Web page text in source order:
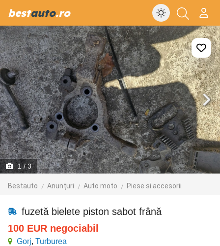
bestauto.ro
1 / 3
Bestauto Anunțuri Auto moto Piese si accesorii
fuzetă bielete piston sabot frână
100 EUR negociabil
Gorj, Turburea